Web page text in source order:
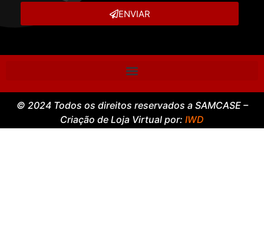
ENVIAR
© 2024 Todos os direitos reservados a SAMCASE –
Criação de Loja Virtual por: IWD